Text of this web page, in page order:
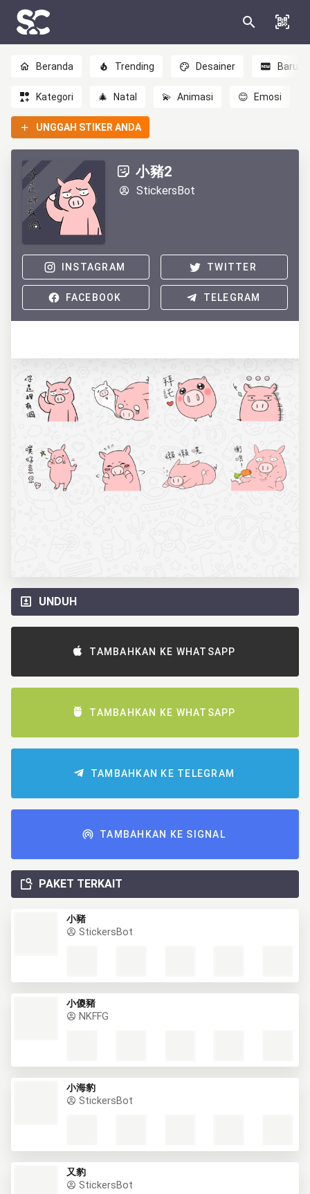
Beranda Trending Desainer Baru
Kategori 🎄 Natal 💫 Animasi 😊 Emosi
UNGGAH STIKER ANDA
小豬2
StickersBot
INSTAGRAM TWITTER
FACEBOOK TELEGRAM
UNDUH
TAMBAHKAN KE WHATSAPP
TAMBAHKAN KE WHATSAPP
TAMBAHKAN KE TELEGRAM
TAMBAHKAN KE SIGNAL
PAKET TERKAIT
小豬
StickersBot
小傻豬
NKFFG
小海豹
StickersBot
又豹
StickersBot